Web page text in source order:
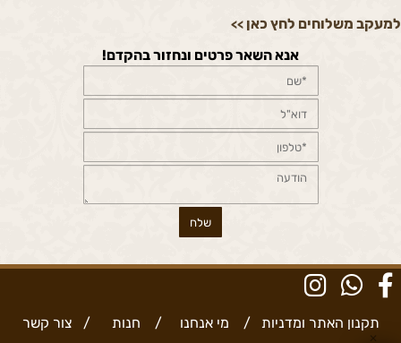
למעקב משלוחים לחץ כאן >>
אנא השאר פרטים ונחזור בהקדם!
תקנון האתר ומדניות / מי אנחנו / חנות / צור קשר
✕